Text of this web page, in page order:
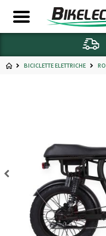
BICICLETTE ELETTRICHE